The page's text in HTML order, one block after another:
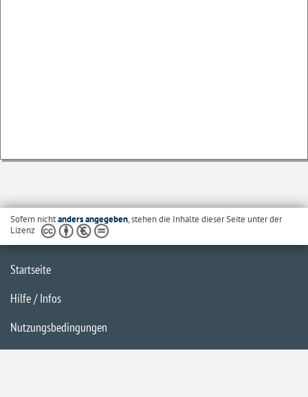
Sofern nichtanders angegeben, stehen die Inhalte dieser Seite unter der
Lizenz
Startseite
Hilfe / Infos
Nutzungsbedingungen